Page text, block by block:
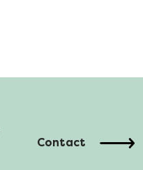
Contact